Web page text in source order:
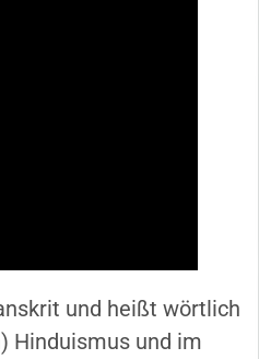
und heißt wörtlich
Hinduismus und im